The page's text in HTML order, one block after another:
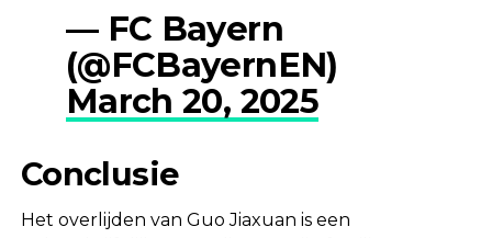
— FC Bayern
(@FCBayernEN)
March 20, 2025
Conclusie
Het overlijden van Guo Jiaxuan is een